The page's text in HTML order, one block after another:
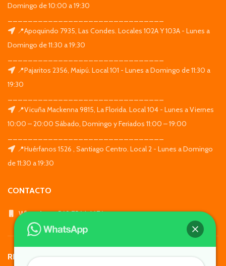
Domingo de 10:00 a 19:30
📍Apoquindo 7935, Las Condes. Locales 102A Y 103A - Lunes a
Domingo de 11:30 a 19:30
📍Pajaritos 2356, Maipú. Local 101 - Lunes a Domingo de 11:30 a
19:30
📍Vicuña Mackenna 9815, La Florida. Local 104 - Lunes a Viernes
10:00 – 20:00 Sábado, Domingo y Feriados 11:00 – 19:00
📍Huérfanos 1526 , Santiago Centro. Local 2 - Lunes a Domingo
de 11:30 a 19:30
CONTACTO
WhatsApp: +569 7564 4676
REDES SOCIALES